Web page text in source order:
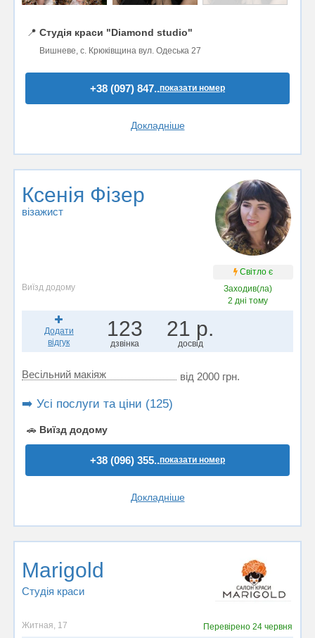
📍 Студія краси "Diamond studio"
Вишневе, с. Крюківщина вул. Одеська 27
+38 (097) 847..показати номер
Докладніше
Ксенія Фізер
візажист
Світло є
Виїзд додому
Заходив(ла)
2 дні тому
Додати
відгук
123
дзвінка
21 р.
досвід
Весільний макіяж від 2000 грн.
➡️ Усі послуги та ціни (125)
🚗 Виїзд додому
+38 (096) 355..показати номер
Докладніше
Marigold
Студія краси
Житная, 17 Перевірено24 червня